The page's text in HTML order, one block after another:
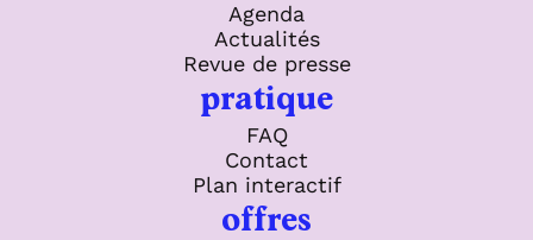
Agenda
Actualités
Revue de presse
pratique
FAQ
Contact
Plan interactif
offres